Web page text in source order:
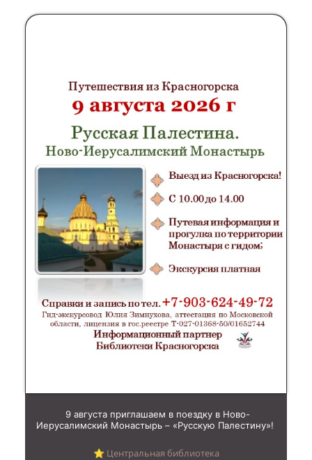
9 августа приглашаем в поездку в Ново-
Иерусалимский Монастырь – «Русскую Палестину»!
⭐︎ Центральная библиотека